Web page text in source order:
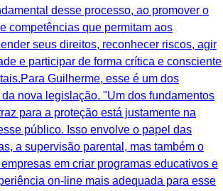
desse processo, ao promover o
competências que permitam aos
seus direitos, reconhecer riscos, agir
e participar de forma crítica e consciente
Guilherme, esse é um dos
nova legislação. "Um dos fundamentos
para a proteção está justamente na
público. Isso envolve o papel das
a supervisão parental, mas também o
em criar programas educativos e
on-line mais adequada para esse